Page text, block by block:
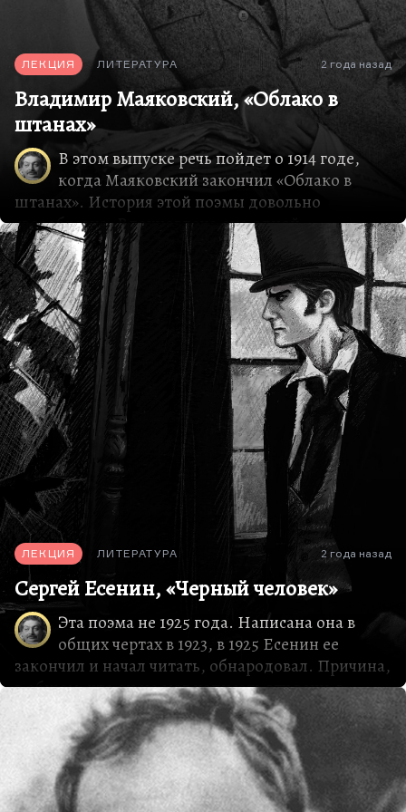
ЛЕКЦИЯ ЛИТЕРАТУРА 2 года назад
Владимир Маяковский, «Облако в
штанах»
В этом выпуске речь пойдет о 1914 годе,
когда Маяковский закончил «Облако в
штанах». История этой поэмы довольно
своеобразна. Вдохновлена она одной
женщиной, той, о которой впоследствии
Маяковский в поэме-трагедии «Владимир
Маяковский» говорил: «У меня есть Сонечка
сестра!» Впоследствии поэма была резко
переадресован Марии Денисовой, с которой
Маяковский встретился в Одессе. И идея
большой поэмы о любви в результате было уже
вдохновлена довольно трагической историей их
двухдневного романа.
Кстати говоря, из всех влюбленностей
Маяковского эта была, если угодно, самой
перспективной. Вот если бы тогда Мария
Денисова оказалось чуть более чутка, может
быть, они действительно…
ЛЕКЦИЯ ЛИТЕРАТУРА 2 года назад
Сергей Есенин, «Черный человек»
Эта поэма не 1925 года. Написана она в
общих чертах в 1923, в 1925 Есенин ее
закончил и начал читать, обнародовал. Причина,
в общем, что он не мог написать эту вещь в
последний свой год, довольно проста — Есенин
героически, не побоюсь этого слова, сделал
распад собственной личности главным сюжетом
собственной лирики. Тут вам и алкогольная
деменция, тут и все более асоциальное